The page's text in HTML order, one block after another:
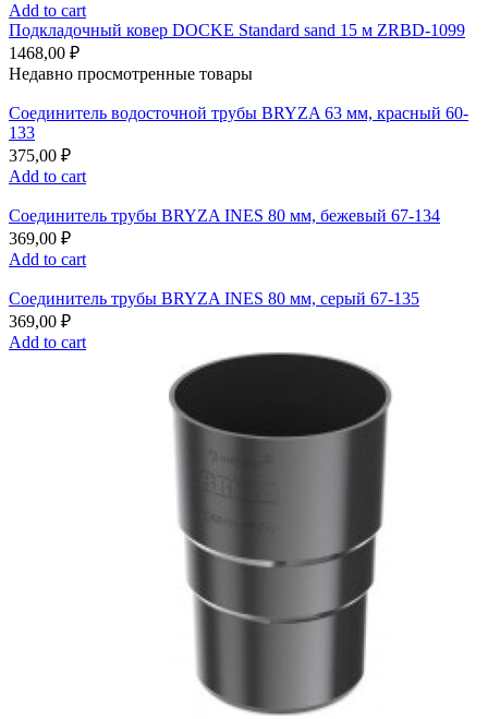
Add to cart
Подкладочный ковер DOCKE Standard sand 15 м ZRBD-1099
1468,00 ₽
Недавно просмотренные товары
Соединитель водосточной трубы BRYZA 63 мм, краcный 60-
133
375,00 ₽
Add to cart
Соединитель трубы BRYZA INES 80 мм, бежевый 67-134
369,00 ₽
Add to cart
Соединитель трубы BRYZA INES 80 мм, серый 67-135
369,00 ₽
Add to cart